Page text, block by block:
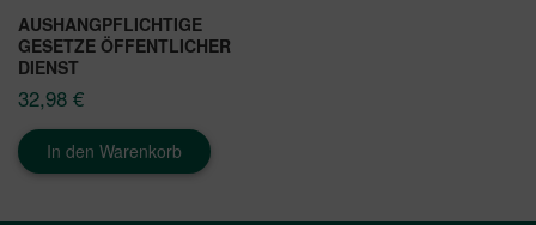
AUSHANGPFLICHTIGE
GESETZE ÖFFENTLICHER
DIENST
32,98 €
In den Warenkorb